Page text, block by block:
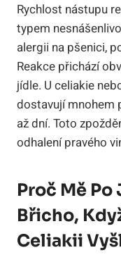
Rychlost nástupu
typem
alergii na pšenici,
Reakce přichází
jídle. U celiakie
dostavují mnohem
až dní. Toto
odhalení pravého
Proč Mě
Břicho,
Celiakii